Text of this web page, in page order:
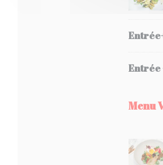
Entrée
Menu